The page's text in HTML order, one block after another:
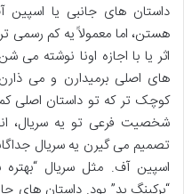
داستان های جانبی یا
هستن، اما معمولاً یه کم
اثر یا با اجازه اونا نوشته
های اصلی برمیدارن و می
کوچک تر که تو داستان اصلی
شخصیت فرعی تو یه سریال،
تصمیم می گیرن یه سریال
اسپین آف. مثل سریال